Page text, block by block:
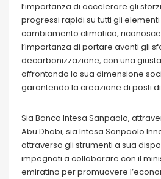
l’importanza di accelerare gli
progressi rapidi su tutti gli
cambiamento climatico,
l’importanza di portare avanti gli
decarbonizzazione, con una
affrontando la sua dimensione
garantendo la creazione di posti
Sia Banca Intesa Sanpaolo,
Abu Dhabi, sia Intesa Sanpaolo
attraverso gli strumenti a sua
impegnati a collaborare con il
emiratino per promuovere